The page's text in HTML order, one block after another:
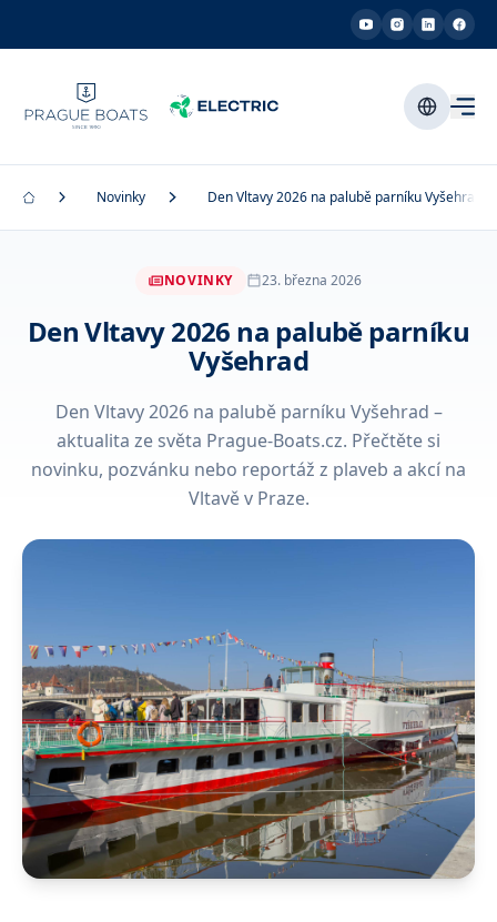
Novinky Den Vltavy 2026 na palubě parníku Vyšehrad
NOVINKY 23. března 2026
Den Vltavy 2026 na palubě parníku
Vyšehrad
Den Vltavy 2026 na palubě parníku Vyšehrad –
aktualita ze světa Prague-Boats.cz. Přečtěte si
novinku, pozvánku nebo reportáž z plaveb a akcí na
Vltavě v Praze.